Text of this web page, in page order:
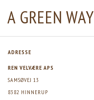
A GREEN WAY
ADRESSE
REN VELVÆRE APS
SAMSØVEJ 13
8382 HINNERUP